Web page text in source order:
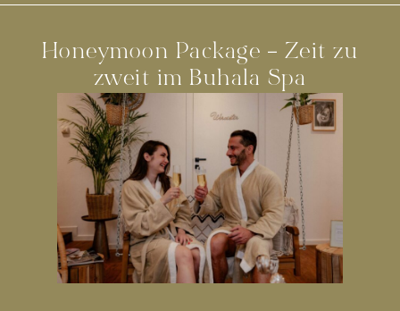
Honeymoon Package – Zeit zu
zweit im Buhala Spa